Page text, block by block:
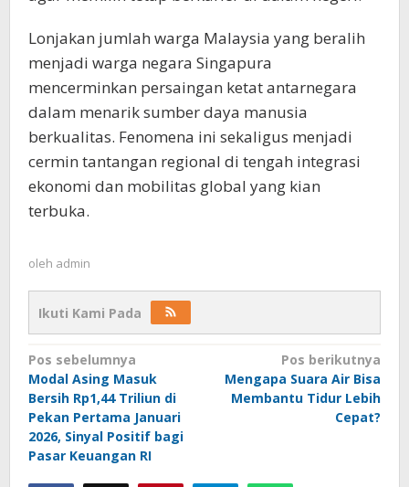
Lonjakan jumlah warga Malaysia yang beralih
menjadi warga negara Singapura
mencerminkan persaingan ketat antarnegara
dalam menarik sumber daya manusia
berkualitas. Fenomena ini sekaligus menjadi
cermin tantangan regional di tengah integrasi
ekonomi dan mobilitas global yang kian
terbuka.
oleh admin
Ikuti Kami Pada
Navigasi
pos
Pos sebelumnya
Modal Asing Masuk
Bersih Rp1,44 Triliun di
Pekan Pertama Januari
2026, Sinyal Positif bagi
Pasar Keuangan RI
Pos berikutnya
Mengapa Suara Air Bisa
Membantu Tidur Lebih
Cepat?